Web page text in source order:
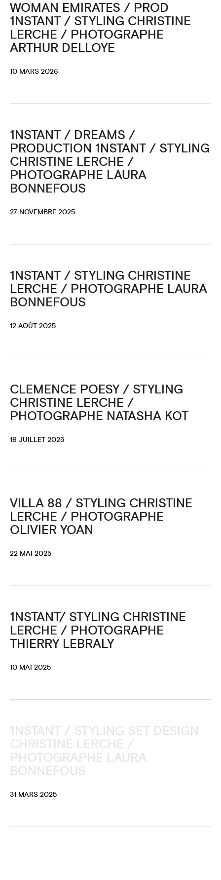
WOMAN EMIRATES / PROD
1NSTANT / STYLING CHRISTINE
LERCHE / PHOTOGRAPHE
ARTHUR DELLOYE
10 MARS 2026
1NSTANT / DREAMS /
PRODUCTION 1NSTANT / STYLING
CHRISTINE LERCHE /
PHOTOGRAPHE LAURA
BONNEFOUS
27 NOVEMBRE 2025
1NSTANT / STYLING CHRISTINE
LERCHE / PHOTOGRAPHE LAURA
BONNEFOUS
12 AOÛT 2025
CLEMENCE POESY / STYLING
CHRISTINE LERCHE /
PHOTOGRAPHE NATASHA KOT
16 JUILLET 2025
VILLA 88 / STYLING CHRISTINE
LERCHE / PHOTOGRAPHE
OLIVIER YOAN
22 MAI 2025
1NSTANT/ STYLING CHRISTINE
LERCHE / PHOTOGRAPHE
THIERRY LEBRALY
10 MAI 2025
1NSTANT / STYLING SET DESIGN
CHRISTINE LERCHE /
PHOTOGRAPHE LAURA
BONNEFOUS
31 MARS 2025